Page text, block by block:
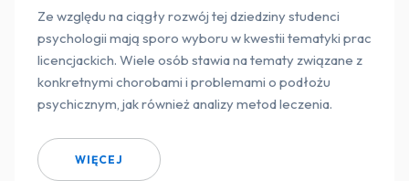
Ze względu na ciągły rozwój tej dziedziny studenci
psychologii mają sporo wyboru w kwestii tematyki prac
licencjackich. Wiele osób stawia na tematy związane z
konkretnymi chorobami i problemami o podłożu
psychicznym, jak również analizy metod leczenia.
WIĘCEJ